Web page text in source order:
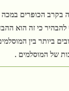
בקרב הכופרים
כי זה הוא
ביותר בין
של המוסלמים .